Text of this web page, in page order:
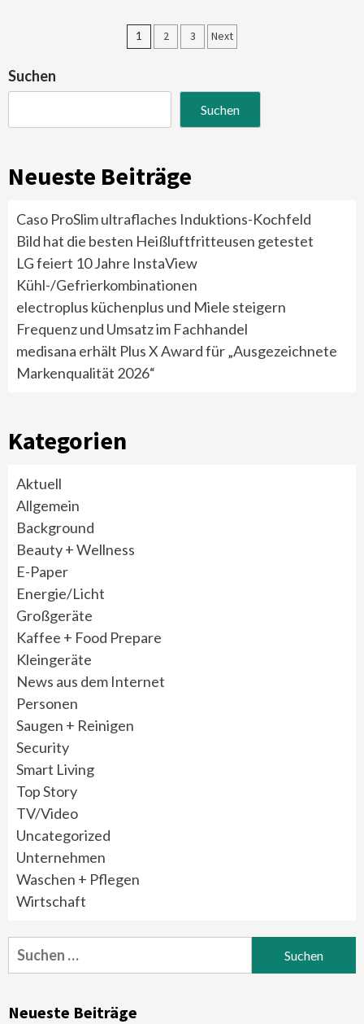
Seitennummerierung
Beiträge
1 2 3 Next
Suchen
Suchen
Neueste Beiträge
Caso ProSlim ultraflaches Induktions-Kochfeld
Bild hat die besten Heißluftfritteusen getestet
LG feiert 10 Jahre InstaView
Kühl-/Gefrierkombinationen
electroplus küchenplus und Miele steigern
Frequenz und Umsatz im Fachhandel
medisana erhält Plus X Award für „Ausgezeichnete
Markenqualität 2026“
Kategorien
Aktuell
Allgemein
Background
Beauty + Wellness
E-Paper
Energie/Licht
Großgeräte
Kaffee + Food Prepare
Kleingeräte
News aus dem Internet
Personen
Saugen + Reinigen
Security
Smart Living
Top Story
TV/Video
Uncategorized
Unternehmen
Waschen + Pflegen
Wirtschaft
Suchen
nach:
Neueste Beiträge